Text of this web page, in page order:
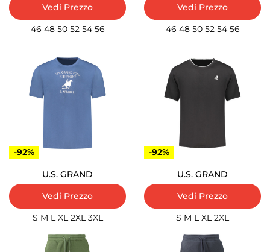
Vedi Prezzo
46 48 50 52 54 56
Vedi Prezzo
46 48 50 52 54 56
-92%
U.S. GRAND
Vedi Prezzo
S M L XL 2XL 3XL
-92%
U.S. GRAND
Vedi Prezzo
S M L XL 2XL